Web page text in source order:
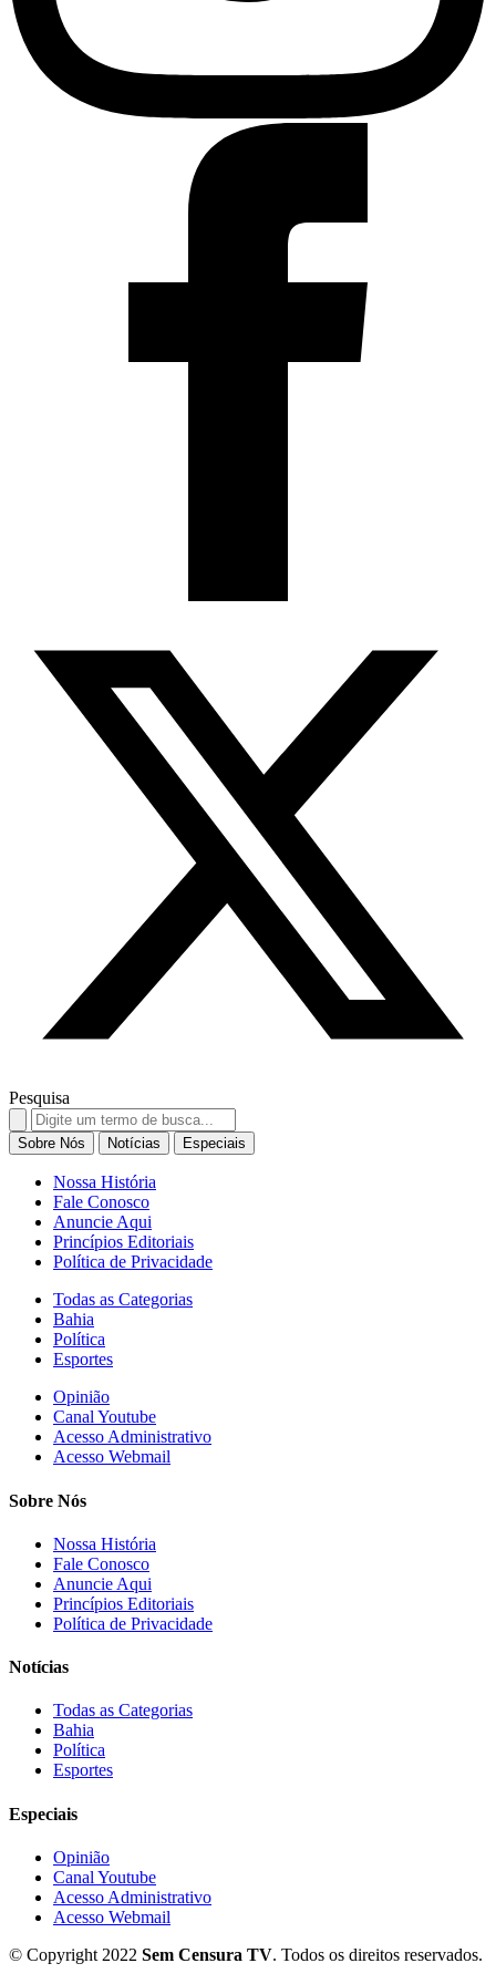
Pesquisa
Search
for:
Sobre Nós Notícias Especiais
Nossa História
Fale Conosco
Anuncie Aqui
Princípios Editoriais
Política de Privacidade
Todas as Categorias
Bahia
Política
Esportes
Opinião
Canal Youtube
Acesso Administrativo
Acesso Webmail
Sobre Nós
Nossa História
Fale Conosco
Anuncie Aqui
Princípios Editoriais
Política de Privacidade
Notícias
Todas as Categorias
Bahia
Política
Esportes
Especiais
Opinião
Canal Youtube
Acesso Administrativo
Acesso Webmail
© Copyright 2022 Sem Censura TV. Todos os direitos reservados.